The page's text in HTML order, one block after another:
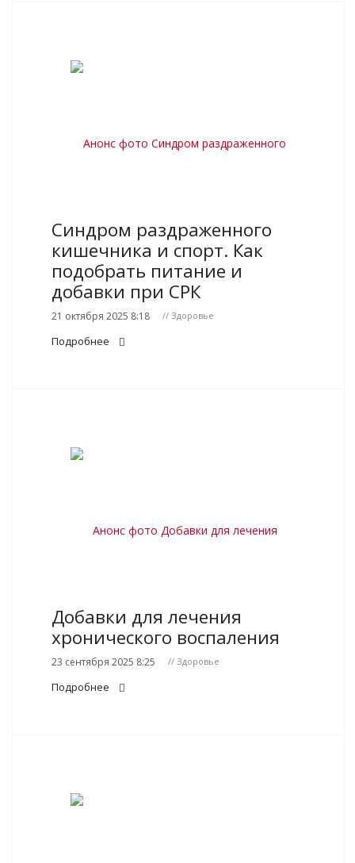
Синдром раздраженного
кишечника и спорт. Как
подобрать питание и
добавки при СРК
21 октября 2025 8:18 // Здоровье
Подробнее
Добавки для лечения
хронического воспаления
23 сентября 2025 8:25 // Здоровье
Подробнее